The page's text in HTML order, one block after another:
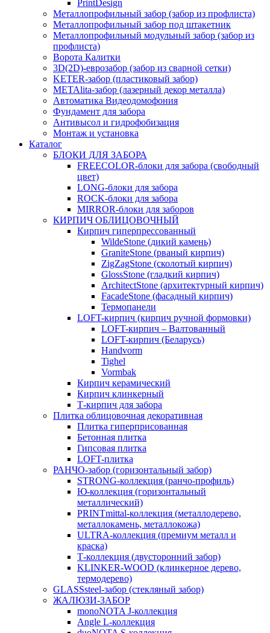
PrintDesign
Металлопрофильный забор (забор из профлиста)
Металлопрофильный забор под штакетник
Металлопрофильный модульный забор (забор из
профлиста)
Ворота Калитки
3D(2D)-еврозабор (забор из сварной сетки)
KETER-забор (пластиковый забор)
METAlita-забор (лaзерный декор металла)
Автоматика Видеодомофония
Фундамент для забора
Антивысол и гидрофобизация
Монтаж и установка
Каталог
БЛОКИ ДЛЯ ЗАБОРА
FREECOLOR-блоки для забора (свободный
цвет)
LONG-блоки для забора
ROCK-блоки для забора
MIRROR-блоки для заборов
КИРПИЧ ОБЛИЦОВОЧНЫЙ
Кирпич гиперпрессованный
WildeStone (дикий камень)
GraniteStone (рваный кирпич)
ZigZagStone (сколотый кирпич)
GlossStone (гладкий кирпич)
ArchitectStone (архитектурный кирпич)
FacadeStone (фасадный кирпич)
Термопанели
LOFT-кирпич (кирпич ручной формовки)
LOFT-кирпич – Валтованный
LOFT-кирпич (Беларусь)
Handvorm
Tighel
Vormbak
Кирпич керамический
Кирпич клинкерный
Т-кирпич для забора
Плитка облицовочная декоративная
Плитка гиперприсованная
Бетонная плитка
Гипсовая плитка
LOFT-плитка
РАНЧО-забор (горизонтальный забор)
STRONG-коллекция (ранчо-профиль)
Ю-коллекция (горизонтальный
металлический)
PRINTmittal-коллекция (металлодерево,
металлокамень, металлокожа)
ULTRA-коллекция (премиум металл и
краска)
Т-коллекция (двусторонний забор)
KLINKER-WOOD (клинкерное дерево,
термодерево)
GLASSsteel-забор (стекляный забор)
ЖАЛЮЗИ-ЗАБОР
monoNOTA J-коллекция
Angle L-коллекция